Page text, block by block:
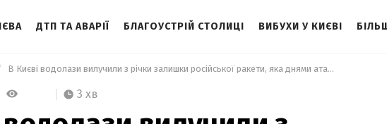
ДТП ТА АВАРІЇ БЛАГОУСТРІЙ СТОЛИЦІ ВИБУХИ У КИЄВІ
В Києві водолази вилучили з річки залишки російської ракети, яка днями атакувала місто
3 хв